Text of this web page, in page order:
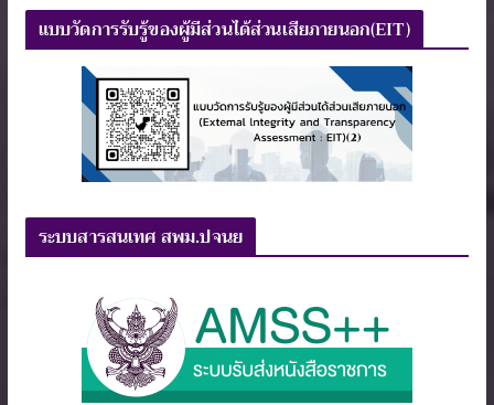
แบบวัดการรับรู้ของผู้มีส่วนได้ส่วนเสียภายนอก(EIT)
ระบบสารสนเทศ สพม.ปจนย